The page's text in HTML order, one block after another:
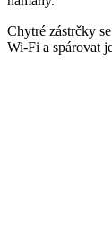
Chytré zástrčky
Wi-Fi a spárovat